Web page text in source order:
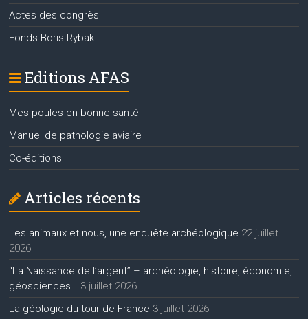
Actes des congrès
Fonds Boris Rybak
Editions AFAS
Mes poules en bonne santé
Manuel de pathologie aviaire
Co-éditions
Articles récents
Les animaux et nous, une enquête archéologique 22 juillet
2026
“La Naissance de l’argent” – archéologie, histoire, économie,
géosciences… 3 juillet 2026
La géologie du tour de France 3 juillet 2026